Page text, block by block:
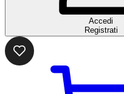
Accedi
Registrati